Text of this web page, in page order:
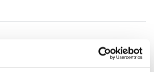
Forum|Forum|6 years ago